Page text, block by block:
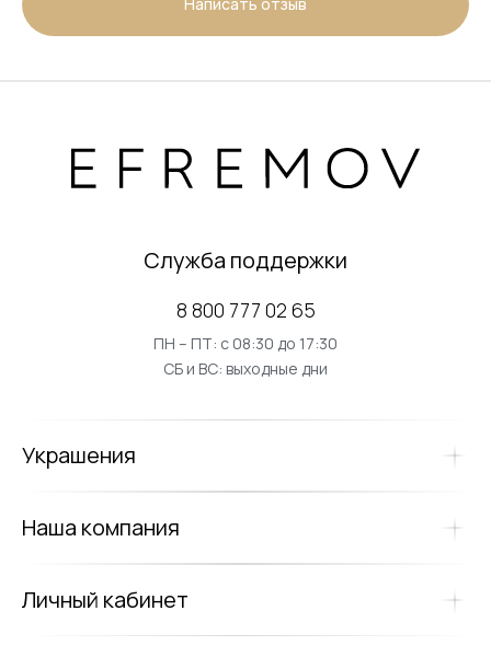
Служба поддержки
8 800 777 02 65
ПН – ПТ: с 08:30 до 17:30
СБ и ВС: выходные дни
Украшения
Наша компания
Личный кабинет